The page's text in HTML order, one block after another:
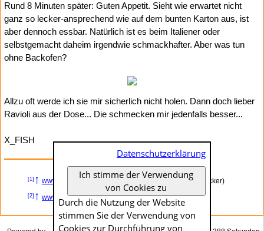
Rund 8 Minuten später: Guten Appetit. Sieht wie erwartet nicht
ganz so lecker-ansprechend wie auf dem bunten Karton aus, ist
aber dennoch essbar. Natürlich ist es beim Italiener oder
selbstgemacht daheim irgendwie schmackhafter. Aber was tun
ohne Backofen?
Allzu oft werde ich sie mir sicherlich nicht holen. Dann doch lieber
Ravioli aus der Dose... Die schmecken mir jedenfalls besser...
X_FISH
[1] ↑ www.x-fish.org – Eine flache »Calzone« (trotzdem lecker)
[2] ↑ www.aldi-sued.de– ALDI SÜD - Startseite
Datenschutzerklärung
Ich stimme der Verwendung
von Cookies zu
Durch die Nutzung der Website
stimmen Sie der Verwendung von
Cookies zur Durch­führung von